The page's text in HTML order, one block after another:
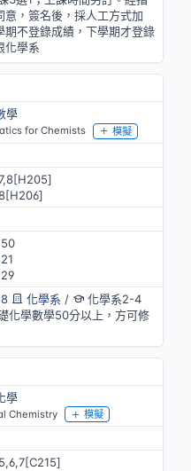
意，簽名後，採人工方式加
期不登錄成績，下學期才登錄
化學系
學
for Chemists 模擬
50
化學系 /
化學系2-4
化學數學50分以上，方可修
學
Chemistry 模擬